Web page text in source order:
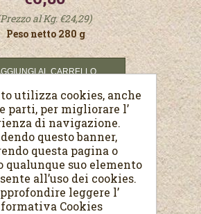
al Kg. €24,29)
Peso netto 280 g
utilizza cookies, anche
parti, per migliorare l’
di navigazione.
questo banner,
questa pagina o
qualunque suo elemento
all’uso dei cookies.
leggere l’
Cookies